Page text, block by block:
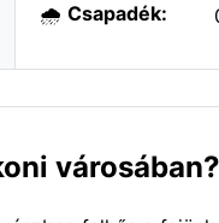
🌧️ Csapadék:
városában?